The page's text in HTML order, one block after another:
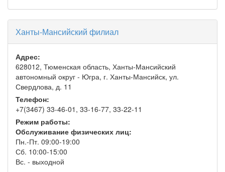
Ханты-Мансийский филиал
Адрес:
628012, Тюменская область, Ханты-Мансийский
автономный округ - Югра, г. Ханты-Мансийск, ул.
Свердлова, д. 11
Телефон:
+7(3467) 33-46-01, 33-16-77, 33-22-11
Режим работы:
Обслуживание физических лиц:
Пн.-Пт. 09:00-19:00
Сб. 10:00-15:00
Вс. - выходной